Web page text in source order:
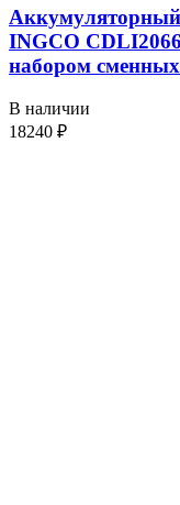
INGCO
набором
В наличии
18240 ₽